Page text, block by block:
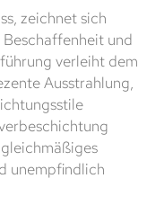
zeichnet sich
und
verleiht dem
Ausstrahlung,
unempfindlich